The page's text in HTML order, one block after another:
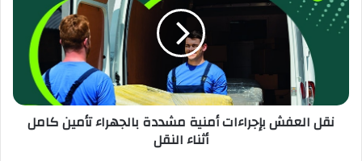
نقل العفش بإجراءات أمنية مشددة بالجهراء تأمين كامل
أثناء النقل